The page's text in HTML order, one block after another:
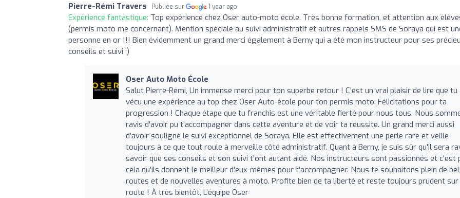
Pierre-Rémi Travers Publiée sur 1 year ago
Expérience fantastique: Top expérience chez Oser auto-moto école. Très bonne formation, et attention aux
(permis moto me concernant). Mention spéciale au suivi administratif et autres rappels SMS de Soraya qui est
personne en or !!! Bien évidemment un grand merci également à Berny qui a été mon instructeur pour ses
conseils et suivi ;)
Oser Auto Moto École
Salut Pierre-Rémi, Un immense merci pour ton superbe retour ! C'est un vrai plaisir de lire que tu
vécu une expérience au top chez Oser Auto-école pour ton permis moto. Félicitations pour ta
progression ! Chaque étape que tu franchis est une véritable fierté pour nous tous. Nous
ravis d'avoir pu t'accompagner dans cette aventure et de voir ta réussite. Un grand merci aussi
d'avoir souligné le suivi exceptionnel de Soraya. Elle est effectivement une perle rare et veille
toujours à ce que tout roule à merveille côté administratif. Quant à Berny, je suis sûr qu'il sera
savoir que ses conseils et son suivi t'ont autant aidé. Nos instructeurs sont passionnés et c'est
cela qu'ils donnent le meilleur d'eux-mêmes pour t'accompagner. Nous te souhaitons plein de
routes et de nouvelles aventures à moto. Profite bien de ta liberté et reste toujours prudent sur
route ! À très bientôt, L’équipe Oser